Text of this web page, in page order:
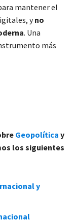
mantener el
yno
. Una
más
Geopolítica y
los siguientes
y